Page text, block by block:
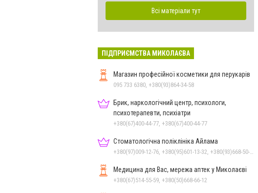
Всі матеріали тут
ПІДПРИЄМСТВА МИКОЛАЄВА
Магазин професійної косметики для перукарів
095 733 6380, +380(93)864-34-58
Брик, наркологічний центр, психологи,
психотерапевти, психіатри
+380(67)400-44-77, +380(67)400-44-77
Стоматологічна поліклініка Айлама
Медицина для Вас, мережа аптек у Миколаєві
+380(67)514-55-59, +380(50)668-66-12